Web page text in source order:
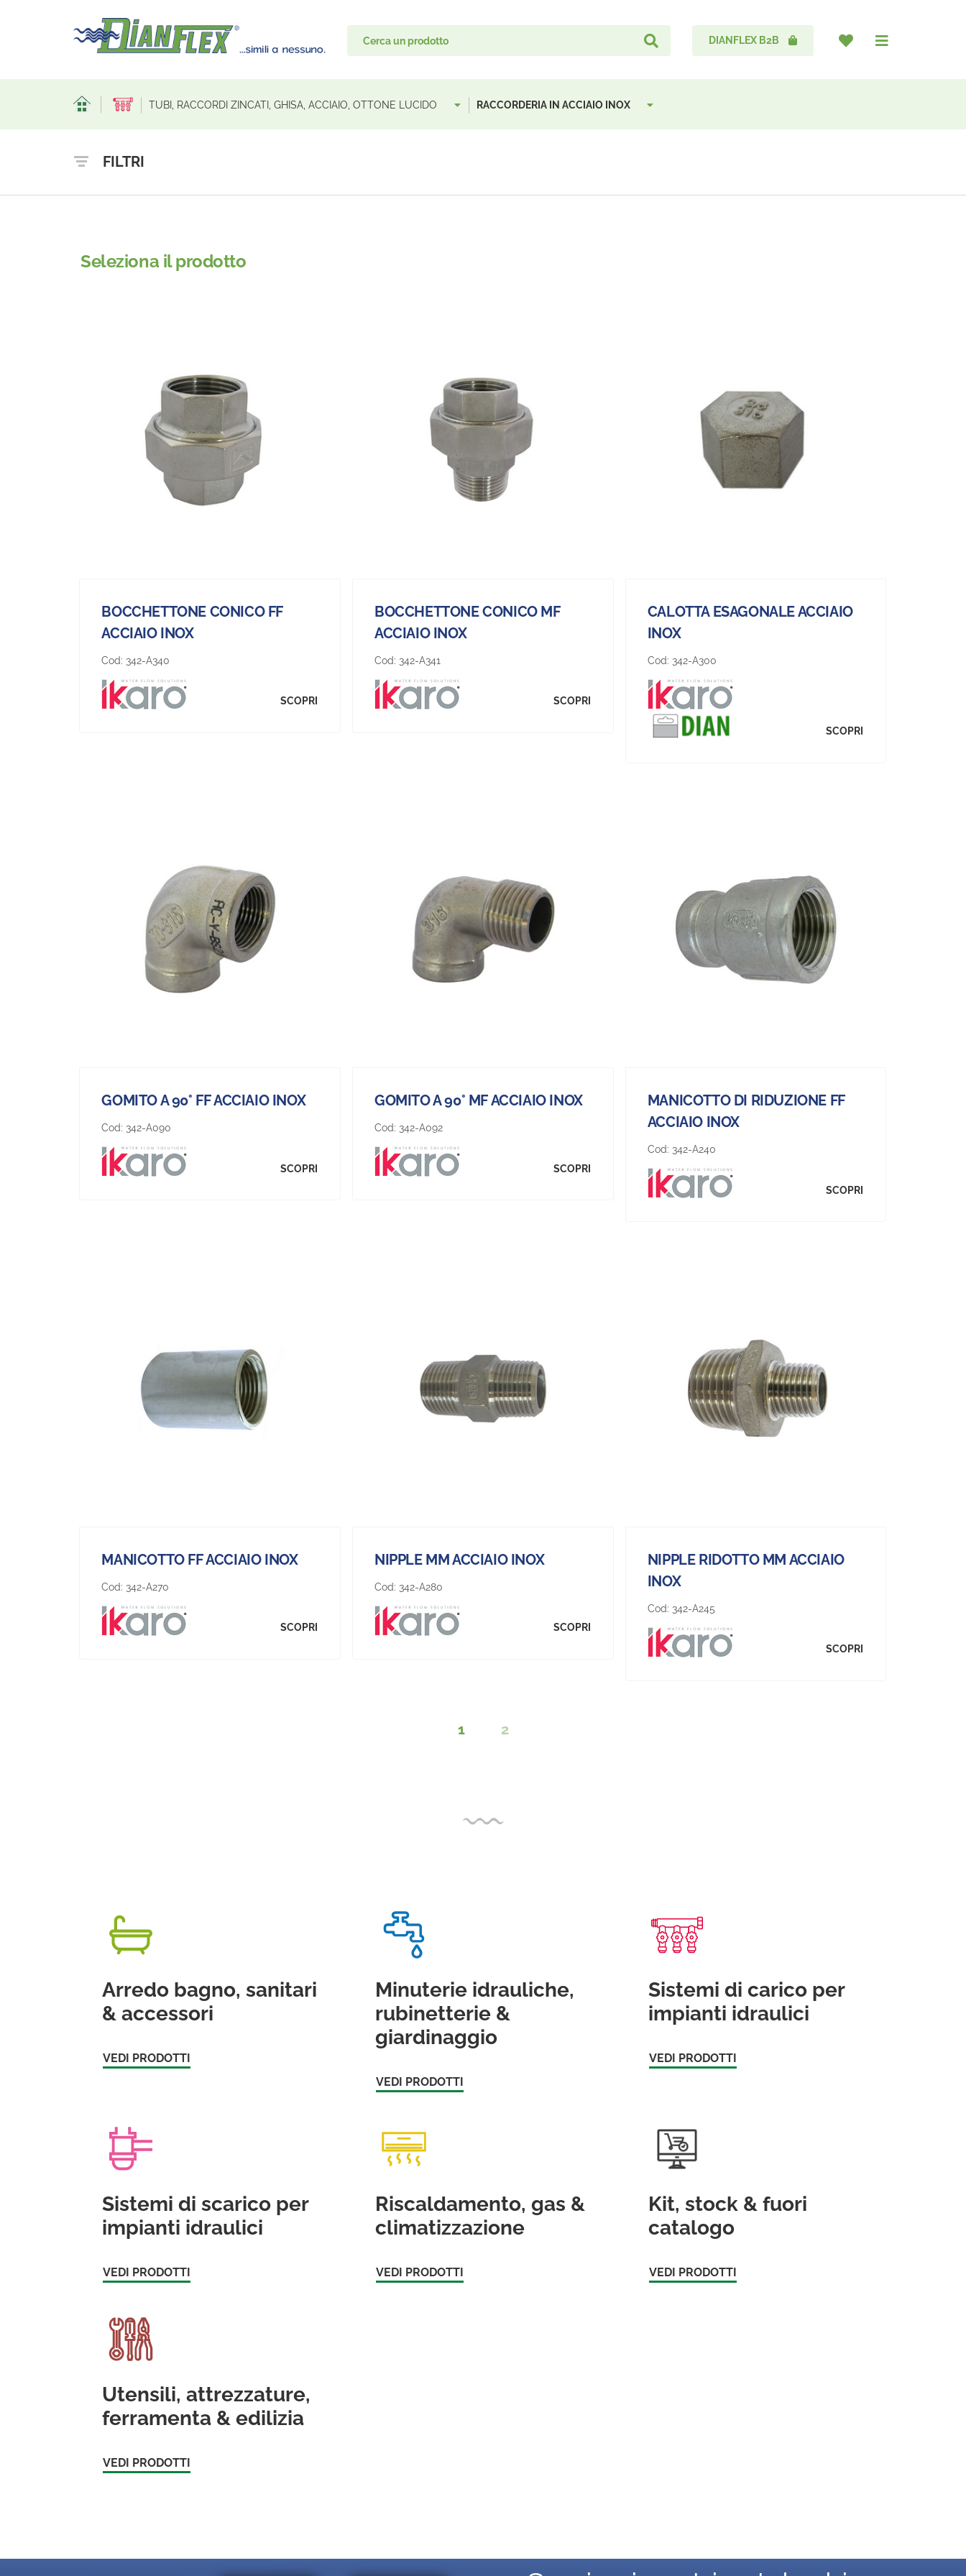
DIANFLEX B2B
TUBI, RACCORDI ZINCATI, GHISA, ACCIAIO, OTTONE LUCIDO RACCORDERIA IN ACCIAIO INOX
FILTRI
Seleziona il prodotto
BOCCHETTONE CONICO FF
ACCIAIO INOX
Cod: 342-A340
SCOPRI
BOCCHETTONE CONICO MF
ACCIAIO INOX
Cod: 342-A341
SCOPRI
CALOTTA ESAGONALE ACCIAIO
INOX
Cod: 342-A300
SCOPRI
GOMITO A 90° FF ACCIAIO INOX
Cod: 342-A090
SCOPRI
GOMITO A 90° MF ACCIAIO INOX
Cod: 342-A092
SCOPRI
MANICOTTO DI RIDUZIONE FF
ACCIAIO INOX
Cod: 342-A240
SCOPRI
MANICOTTO FF ACCIAIO INOX
Cod: 342-A270
SCOPRI
NIPPLE MM ACCIAIO INOX
Cod: 342-A280
SCOPRI
NIPPLE RIDOTTO MM ACCIAIO
INOX
Cod: 342-A245
SCOPRI
1 2
Arredo bagno, sanitari
& accessori
VEDI PRODOTTI
Minuterie idrauliche,
rubinetterie &
giardinaggio
VEDI PRODOTTI
Sistemi di carico per
impianti idraulici
VEDI PRODOTTI
Sistemi di scarico per
impianti idraulici
VEDI PRODOTTI
Riscaldamento, gas &
climatizzazione
VEDI PRODOTTI
Kit, stock & fuori
catalogo
VEDI PRODOTTI
Utensili, attrezzature,
ferramenta & edilizia
VEDI PRODOTTI